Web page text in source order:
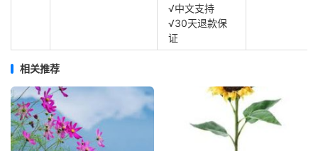
√中文支持
√30天退款保
证
相关推荐